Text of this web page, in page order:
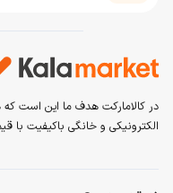
در کالامارکت هدف ما این است که
الکترونیکی و خانگی باکیفیت